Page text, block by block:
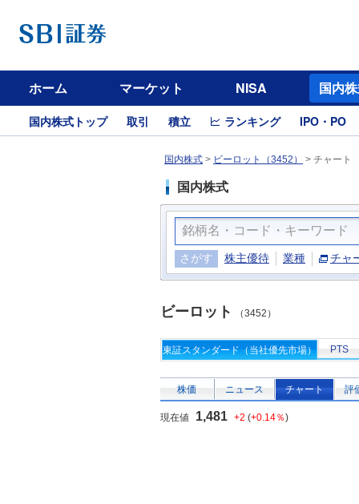
ホーム マーケット NISA 国内
国内株式トップ 取引 積立 ランキング IPO・PO
国内株式 > ビーロット（3452） > チャート
国内株式
さがす 株主優待 業種 チャ
ビーロット （3452）
東証スタンダード（当社優先市場） PTS
株価 ニュース チャート 評
現在値 1,481 +2 (+0.14％)